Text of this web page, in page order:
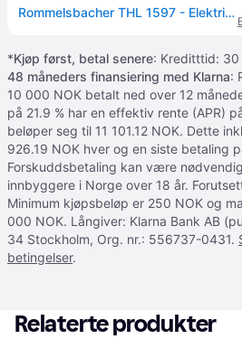
Rommelsbacher THL 1597 - Elektrisk varmeplate - 1.5 kW - hvit
*Kjøp først, betal senere: Kreditttid: 30
48 måneders finansiering med Klarna:
10 000 NOK betalt ned over 12
på 21.9 % har en effektiv rente (APR)
beløper seg til 11 101.12 NOK. Dette
926.19 NOK hver og en siste betaling
Forskuddsbetaling kan være
innbyggere i Norge over 18 år.
Minimum kjøpsbeløp er 250 NOK og
000 NOK. Långiver: Klarna Bank AB
34 Stockholm, Org. nr.: 556737-0431.
betingelser.
Relaterte produkter